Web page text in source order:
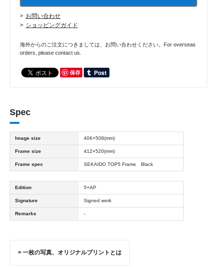
お問い合わせ
ショッピングガイド
海外からのご注文につきましては、お問い合わせください。For overseas
orders, please contact us.
保存
Spec
Image size 406×508(mm)
Frame size 412×520(mm)
Frame spec SEKAIDO TOP5 Frame Black
Edition 5+AP
Signature Signed work
Remarks -
> 一枚の写真、オリジナルプリントとは